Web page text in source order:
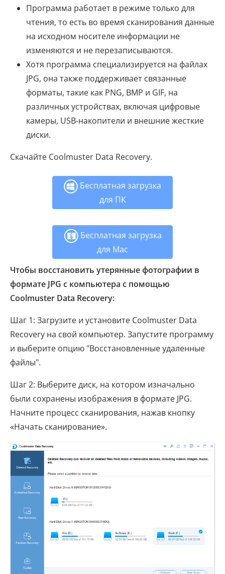
Программа работает в режиме только для
чтения, то есть во время сканирования данные
на исходном носителе информации не
изменяются и не перезаписываются.
Хотя программа специализируется на файлах
JPG, она также поддерживает связанные
форматы, такие как PNG, BMP и GIF, на
различных устройствах, включая цифровые
камеры, USB-накопители и внешние жесткие
диски.
Скачайте Coolmuster Data Recovery.
Бесплатная загрузка
для ПК
Бесплатная загрузка
для Mac
Чтобы восстановить утерянные фотографии в
формате JPG с компьютера с помощью
Coolmuster Data Recovery:
Шаг 1: Загрузите и установите Coolmuster Data
Recovery на свой компьютер. Запустите программу
и выберите опцию "Восстановленные удаленные
файлы".
Шаг 2: Выберите диск, на котором изначально
были сохранены изображения в формате JPG.
Начните процесс сканирования, нажав кнопку
«Начать сканирование».